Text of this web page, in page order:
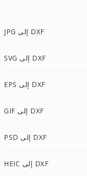
JPG إلى DXF
SVG إلى DXF
EPS إلى DXF
GIF إلى DXF
PSD إلى DXF
HEIC إلى DXF